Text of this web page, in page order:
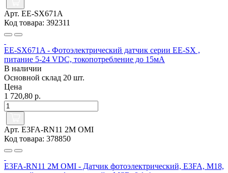
Арт. EE-SX671A
Код товара: 392311
EE-SX671A - Фотоэлектрический датчик серии EE-SX ,
питание 5-24 VDC, токопотребление до 15мА
В наличии
Основной склад 20 шт.
Цена
1 720,80 р.
Арт. E3FA-RN11 2M OMI
Код товара: 378850
E3FA-RN11 2M OMI - Датчик фотоэлектрический, E3FA, M18,